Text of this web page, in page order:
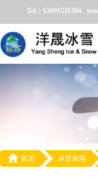
Tel：13691511384
 首页 冰雪新闻